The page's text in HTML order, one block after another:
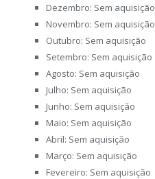
Dezembro: Sem aquisição
Novembro: Sem aquisição
Outubro: Sem aquisição
Setembro: Sem aquisição
Agosto: Sem aquisição
Julho: Sem aquisição
Junho: Sem aquisição
Maio: Sem aquisição
Abril: Sem aquisição
Março: Sem aquisição
Fevereiro: Sem aquisição